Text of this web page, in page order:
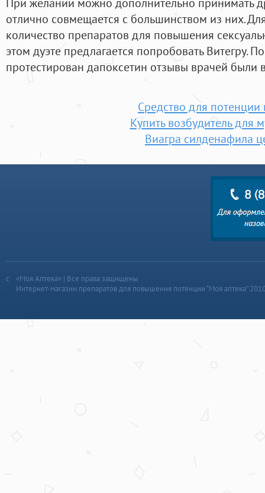
отлично совмещается с большинством из них.
количество препаратов для повышения
этом дуэте предлагается попробовать Витегру.
протестирован дапоксетин отзывы врачей
Средство для потенции
Купить возбудитель для
Виагра силденафила
«Моя Аптека» | Все права защищены
Интернет-магазин препаратов для повышения потенции “Моя аптека”